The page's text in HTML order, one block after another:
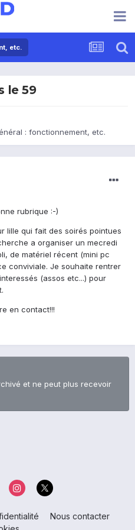
etc.
le 59
: fonctionnement, etc.
rubrique :-)
lille qui fait des soirés pointues
a organiser un mecredi
de matériel récent (mini pc
conviviale. Je souhaite rentrer
(assos etc...) pour
en contact!!!
et ne peut plus recevoir
Nous contacter